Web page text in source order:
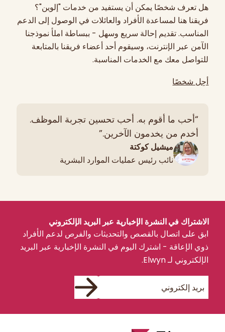
هل تعرف شخصًا يمكن أن يستفيد من خدمات "إلوين"؟
فريقنا هنا لمساعدة الأفراد والعائلات في الوصول إلى الدعم
المناسب. تقديم إحالة سريع وسهل - ببساطة املأ نموذجنا
الآمن عبر الإنترنت، وسيقوم أحد أعضاء فريقنا بالمتابعة
للتواصل معك مع الخدمات المناسبة.
أحِل شخصًا
“أحب ما أقوم به. أحب تحسين تجربة الموظف.
أخدم من يخدمون الآخرين.”
ميشيل كوكتة
نائب رئيس عمليات الموارد البشرية
الاشتراك في النشرة الإخبارية عبر البريد الإلكتروني
ابق على اتصال بالقصص والتحديثات والفرص لدعم الأفراد
ذوي الإعاقة - اشترك اليوم في النشرة الإخبارية عبر البريد
الإلكتروني لـ Elwyn.